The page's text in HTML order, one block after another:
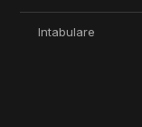
Intabulare